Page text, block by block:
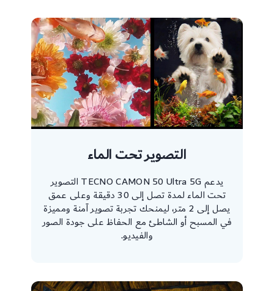
التصوير تحت الماء
يدعم TECNO CAMON 50 Ultra 5G التصوير
تحت الماء لمدة تصل إلى 30 دقيقة وعلى عمق
يصل إلى 2 متر، ليمنحك تجربة تصوير آمنة ومميزة
في المسبح أو الشاطئ مع الحفاظ على جودة الصور
والفيديو.